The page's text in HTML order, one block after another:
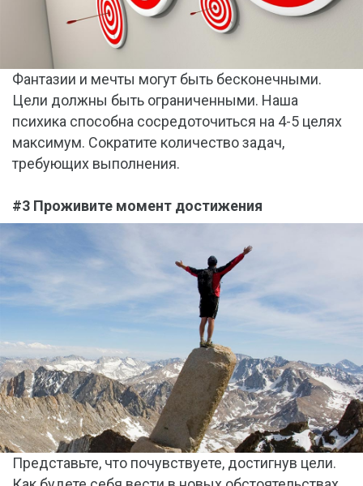
Фантазии и мечты могут быть бесконечными.
Цели должны быть ограниченными. Наша
психика способна сосредоточиться на 4-5 целях
максимум. Сократите количество задач,
требующих выполнения.
#3 Проживите момент достижения
Представьте, что почувствуете, достигнув цели.